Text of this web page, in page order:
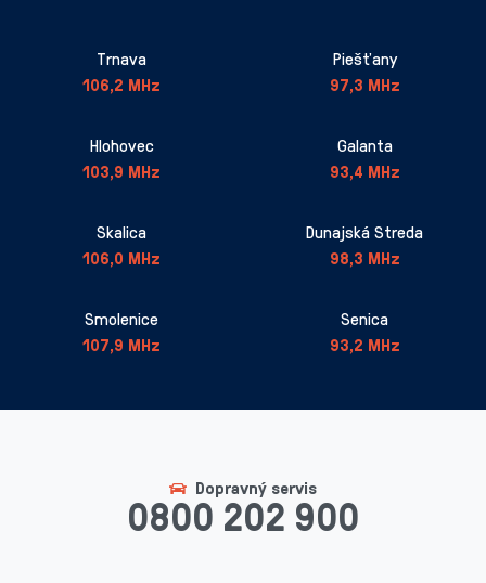
Trnava
106,2 MHz
Piešťany
97,3 MHz
Hlohovec
103,9 MHz
Galanta
93,4 MHz
Skalica
106,0 MHz
Dunajská Streda
98,3 MHz
Smolenice
107,9 MHz
Senica
93,2 MHz
Dopravný servis
0800 202 900